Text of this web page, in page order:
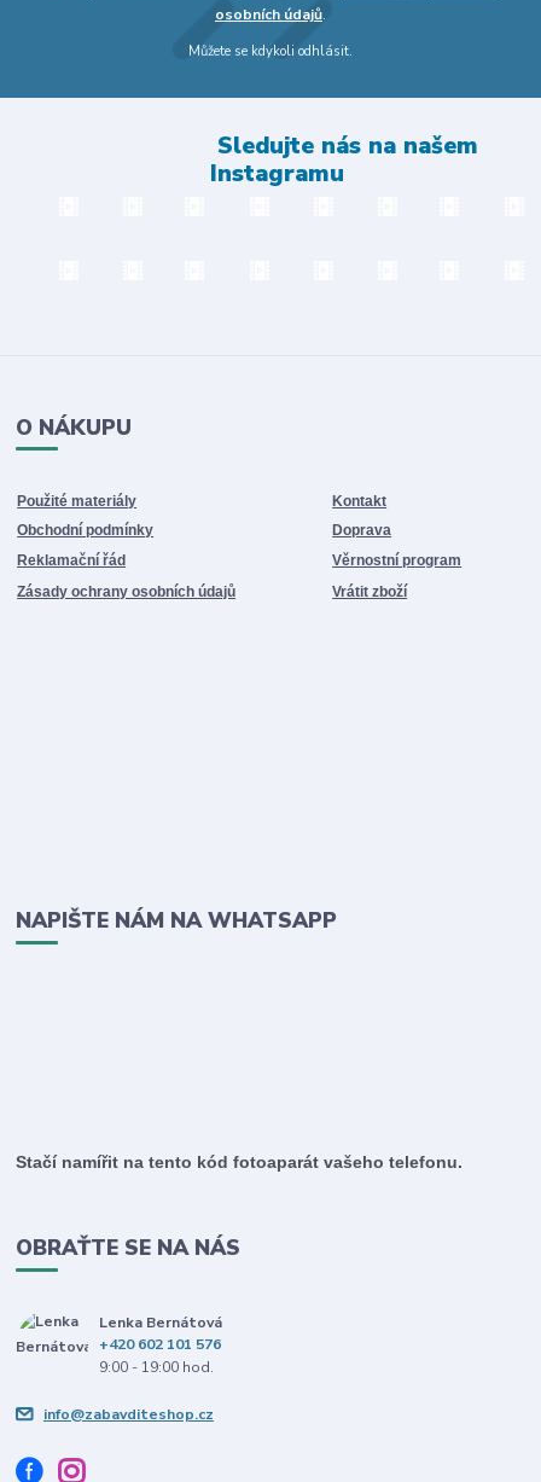
osobních údajů.
Můžete se kdykoli odhlásit.
Sledujte nás na našem
Instagramu
O NÁKUPU
Použité materiály
Kontakt
Obchodní podmínky
Doprava
Reklamační řád
Věrnostní program
Zásady ochrany osobních údajů
Vrátit zboží
NAPIŠTE NÁM NA WHATSAPP
Stačí namířit na tento kód fotoaparát vašeho telefonu.
OBRAŤTE SE NA NÁS
Lenka Bernátová
+420 602 101 576
9:00 - 19:00 hod.
info@zabavditeshop.cz